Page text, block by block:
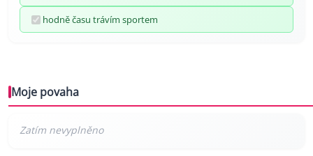
hodně času trávím sportem
Moje povaha